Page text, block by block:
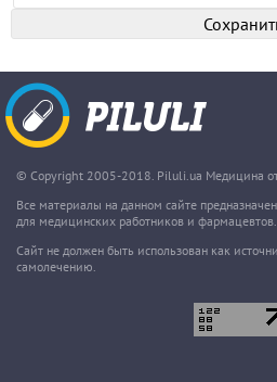
© Copyright 2005-2018. Piluli.ua Медицина от
Все материалы на данном сайте
для медицинских работников и фармацевтов.
Сайт не должен быть использован как
самолечению.